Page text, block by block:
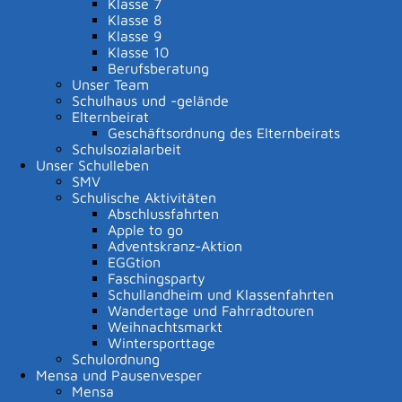
Klasse 7
Klasse 8
Klasse 9
Klasse 10
Berufsberatung
Unser Team
Schulhaus und -gelände
Elternbeirat
Geschäftsordnung des Elternbeirats
Schulsozialarbeit
Unser Schulleben
SMV
Schulische Aktivitäten
Abschlussfahrten
Apple to go
Adventskranz-Aktion
EGGtion
Faschingsparty
Schullandheim und Klassenfahrten
Wandertage und Fahrradtouren
Weihnachtsmarkt
Wintersporttage
Schulordnung
Mensa und Pausenvesper
Mensa
Schriftliche Prüfungen:
Freitag
MATHEMATIK
Dienstag
ENGLISCH
Dienstag
Kommunikationsprüfung
ENGLISCH
02.03.2026 bis 10.03.2026
Klasse 10
Schriftliche Prüfungen:
Freitag
MATHEMATIK
Dienstag
19.05.2026
Wahlpflichtfach TECHNIK oder
AES
Kommunikationsprüfung